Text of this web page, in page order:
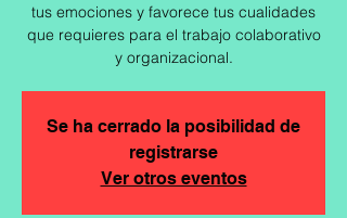
tus emociones y favorece tus cualidades
que requieres para el trabajo colaborativo
y organizacional.
Se ha cerrado la posibilidad de
registrarse
Ver otros eventos